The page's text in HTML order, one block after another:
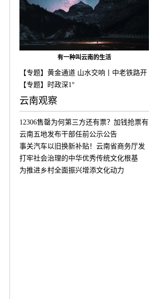
有一种叫云南的生活
【专题】黄金通道 山水交响丨中老铁路开
通
【专题】时政深1°
云南观察
12306售罄为何第三方还有票？加钱抢票有
用
云南五地发布干部任前公示公告
事关汽车以旧换新补贴！云南省商务厅发
布公
打牢社会治理的中华优秀传统文化根基
为推进乡村全面振兴增添文化动力